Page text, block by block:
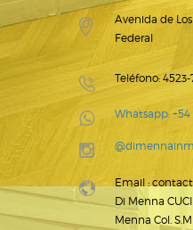
Avenida de
Federal
Teléfono:
Whatsapp: +54
Email :
Di Menna
Menna Col. S.M